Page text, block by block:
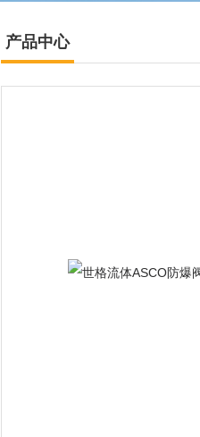
产品中心